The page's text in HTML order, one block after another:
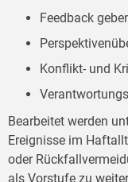
Feedback
Konflikt- und
Bearbeitet werden
Ereignisse im
oder
als Vorstufe zu